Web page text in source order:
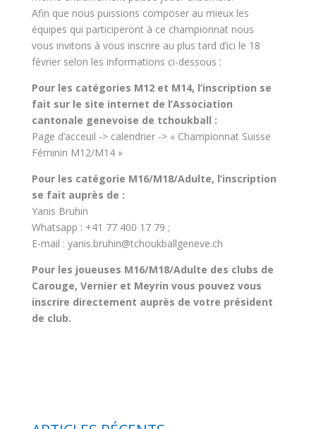
Afin que nous puissions composer au mieux les
équipes qui participeront à ce championnat nous
vous invitons à vous inscrire au plus tard d’ici le 18
février selon les informations ci-dessous :
Pour les catégories M12 et M14, l’inscription se
fait sur le site internet de l’Association
cantonale genevoise de tchoukball :
Page d’acceuil -> calendrier -> « Championnat Suisse
Féminin M12/M14 »
Pour les catégorie M16/M18/Adulte, l’inscription
se fait auprès de :
Yanis Bruhin
Whatsapp : +41 77 400 17 79 ;
E-mail : yanis.bruhin@tchoukballgeneve.ch
Pour les joueuses M16/M18/Adulte des clubs de
Carouge, Vernier et Meyrin vous pouvez vous
inscrire directement auprès de votre président
de club.